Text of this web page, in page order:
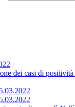
dei casi di